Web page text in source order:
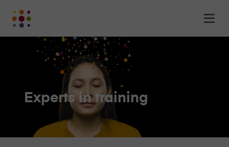
-
het
online
leerplatform
organisaties
Experts in training